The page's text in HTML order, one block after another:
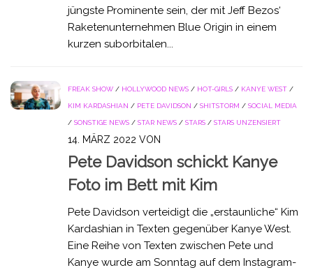
jüngste Prominente sein, der mit Jeff Bezos‘
Raketenunternehmen Blue Origin in einem
kurzen suborbitalen...
FREAK SHOW / HOLLYWOOD NEWS / HOT-GIRLS / KANYE WEST /
KIM KARDASHIAN / PETE DAVIDSON / SHITSTORM / SOCIAL MEDIA
/ SONSTIGE NEWS / STAR NEWS / STARS / STARS UNZENSIERT
14. MÄRZ 2022 VON
Pete Davidson schickt Kanye
Foto im Bett mit Kim
Pete Davidson verteidigt die „erstaunliche“ Kim
Kardashian in Texten gegenüber Kanye West.
Eine Reihe von Texten zwischen Pete und
Kanye wurde am Sonntag auf dem Instagram-